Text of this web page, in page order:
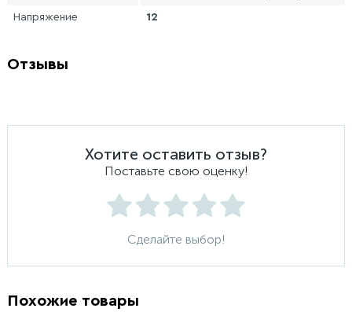
Напряжение 12
Отзывы
Хотите оставить отзыв?
Поставьте свою оценку!
Сделайте выбор!
Похожие товары